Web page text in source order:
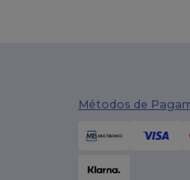
Métodos de